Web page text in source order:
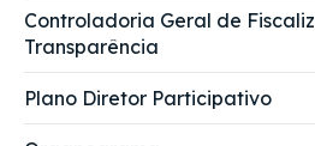
Controladoria Geral de
Transparência
Plano Diretor Participativo